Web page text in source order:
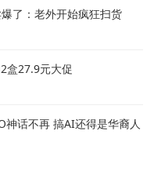
了：老外开始疯狂扫货
盒27.9元大促
神话不再 搞AI还得是华裔人